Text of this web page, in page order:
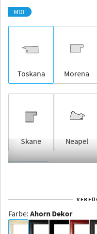
MDF
Toskana Morena
Skane Neapel
Dakota -
Farbe: Ahorn Dekor